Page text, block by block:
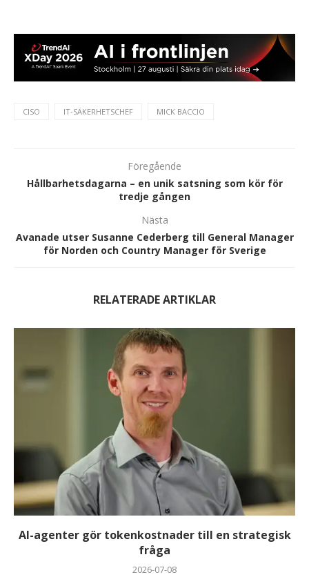
CISO IT-SÄKERHETSCHEF MICK BACCIO
Föregående
Hållbarhetsdagarna – en unik satsning som kör för
tredje gången
Nästa
Avanade utser Susanne Cederberg till General Manager
för Norden och Country Manager för Sverige
RELATERADE ARTIKLAR
AI-agenter gör tokenkostnader till en strategisk
fråga
2026-07-08